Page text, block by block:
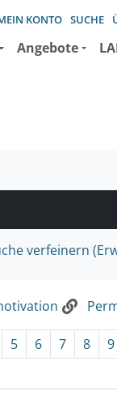
KONTO SUCHE
Angebote
verfeinern
5 6 7 8 9